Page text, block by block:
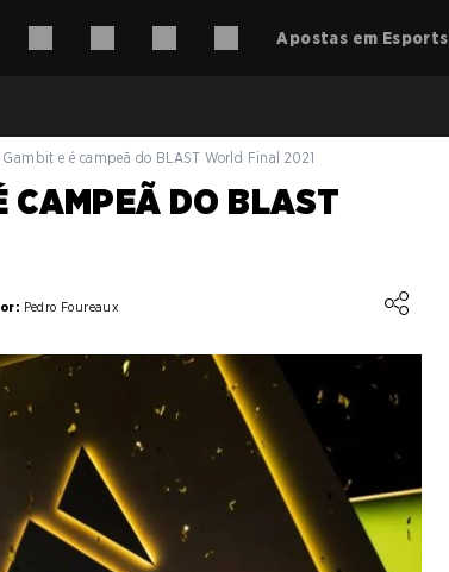
Apostas em Esports
e é campeã do BLAST World Final 2021
CAMPEÃ DO BLAST
Pedro Foureaux